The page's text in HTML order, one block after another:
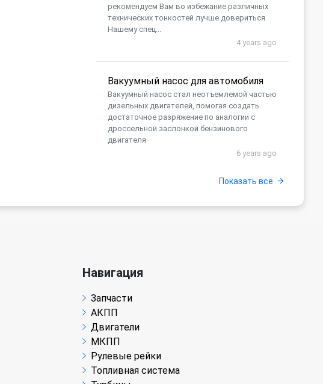
рекомендуем Вам во избежание различных
технических тонкостей лучше довериться
Нашему спец...
4 years ago
Вакуумный насос для автомобиля
​Вакуумный насос стал неотъемлемой частью
дизельных двигателей, помогая создать
достаточное разряжение по аналогии с
дроссельной заслонкой бензинового
двигателя
6 years ago
Показать все
Навигация
Запчасти
АКПП
Двигатели
МКПП
Рулевые рейки
Топливная система